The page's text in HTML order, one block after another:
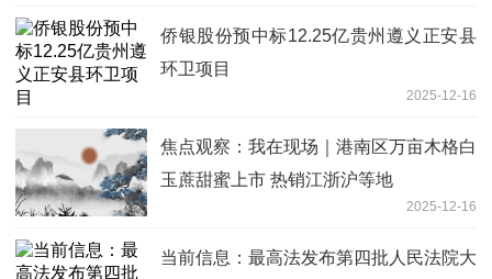
侨银股份预中标12.25亿贵州遵义正安县
环卫项目
2025-12-16
焦点观察：我在现场｜港南区万亩木格白
玉蔗甜蜜上市 热销江浙沪等地
2025-12-16
当前信息：最高法发布第四批人民法院大